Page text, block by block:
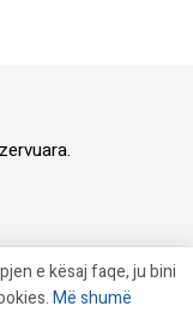
e kësaj faqe, ju bini
Më shumë